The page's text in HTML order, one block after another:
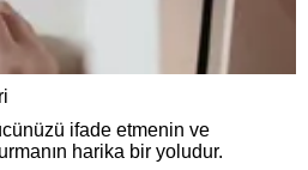
ifade etmenin ve
harika bir yoludur.